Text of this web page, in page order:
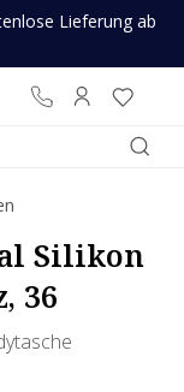
Lieferung ab
Silikon
36